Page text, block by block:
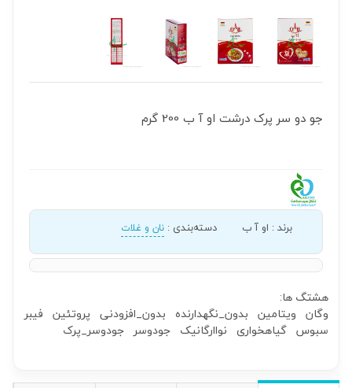
جو دو سر پرک درشت او آ ب 200 گرم
برند: او آ ب دسته‌بندی : نان و غلات
هشتگ ها:
وگان ویتامین بدون_نگهدارنده بدون_افزودنی پروتئین فیبر
سبوس گیاهخواری نواارگانیک جودوسر جودوسر_پرک